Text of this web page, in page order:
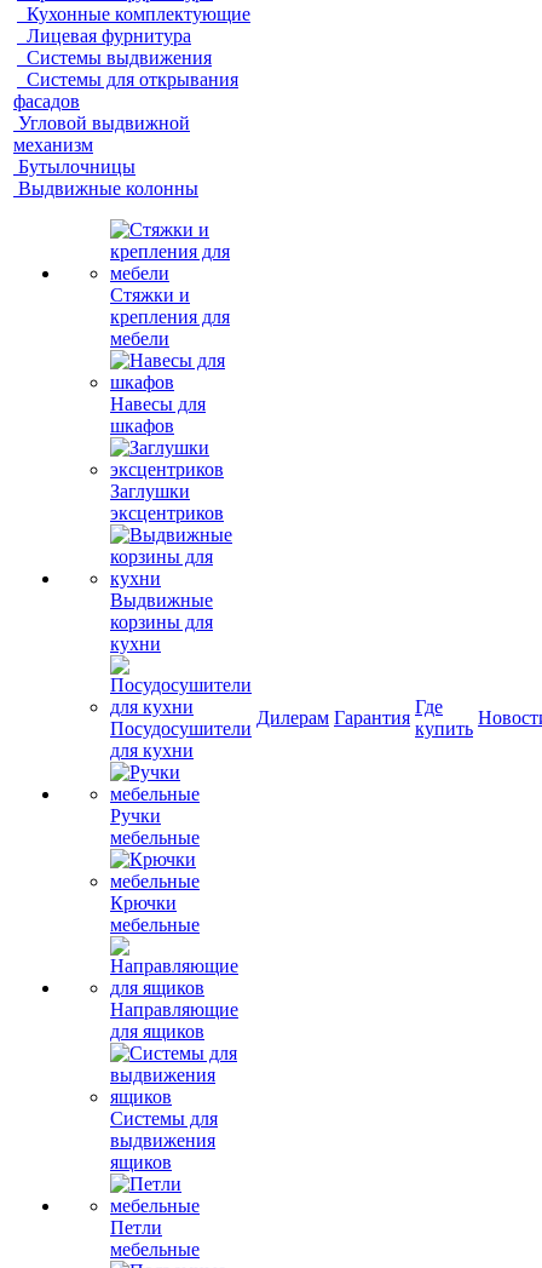
Кухонные комплектующие
Лицевая фурнитура
Системы выдвижения
Системы для открывания
фасадов
Угловой выдвижной
механизм
Бутылочницы
Выдвижные колонны
Стяжки и
крепления для
мебели
Навесы для
шкафов
Заглушки
эксцентриков
Выдвижные
корзины для
кухни
Посудосушители
для кухни
Ручки
мебельные
Крючки
мебельные
Направляющие
для ящиков
Системы для
выдвижения
ящиков
Петли
мебельные
Дилерам Гарантия
Где
купить